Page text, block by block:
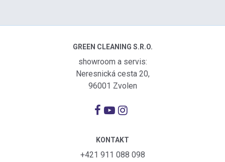
GREEN CLEANING S.R.O.
showroom a servis:
Neresnická cesta 20,
96001 Zvolen
KONTAKT
+421 911 088 098